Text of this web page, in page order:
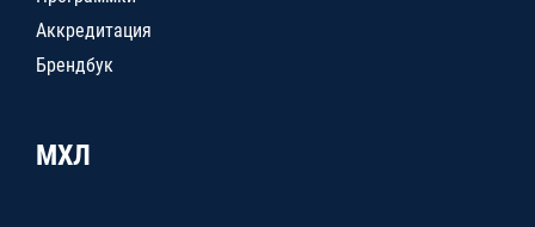
Аккредитация
Брендбук
МХЛ